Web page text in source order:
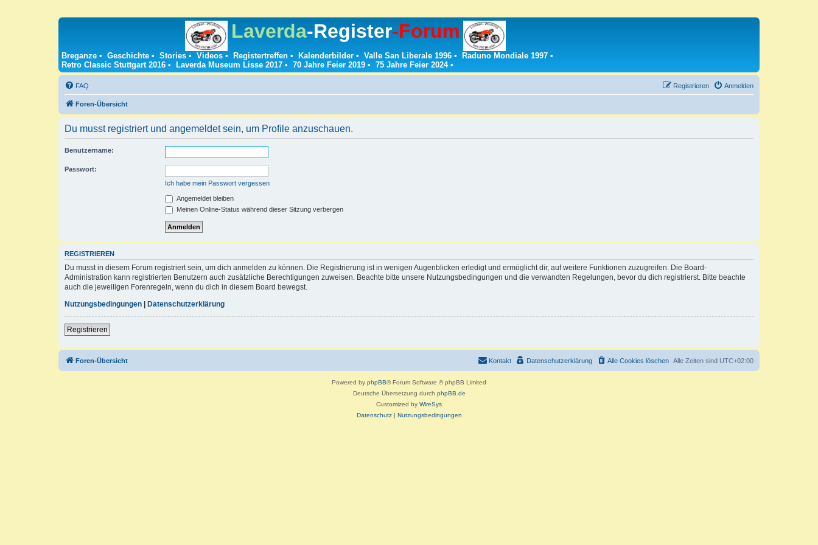
Laverda-Register-Forum
Breganze • Geschichte • Stories • Videos • Registertreffen • Kalenderbilder • Valle San Liberale 1996 • Raduno Mondiale 1997 •
Retro Classic Stuttgart 2016 • Laverda Museum Lisse 2017 • 70 Jahre Feier 2019 • 75 Jahre Feier 2024•
FAQ Anmelden
Registrieren
Foren-Übersicht
Du musst registriert und angemeldet sein, um Profile anzuschauen.
Benutzername:
Passwort:
Ich habe mein Passwort vergessen
Angemeldet bleiben
Meinen Online-Status während dieser Sitzung verbergen
REGISTRIEREN
Du musst in diesem Forum registriert sein, um dich anmelden zu können. Die Registrierung ist in wenigen Augenblicken erledigt und ermöglicht dir, auf weitere Funktionen zuzugreifen. Die Board-
Administration kann registrierten Benutzern auch zusätzliche Berechtigungen zuweisen. Beachte bitte unsere Nutzungsbedingungen und die verwandten Regelungen, bevor du dich registrierst. Bitte beachte
auch die jeweiligen Forenregeln, wenn du dich in diesem Board bewegst.
Nutzungsbedingungen
Datenschutzerklärung
Registrieren
Foren-Übersicht Alle Zeiten sind UTC+02:00
Alle Cookies löschen
Datenschutzerklärung
Kontakt
Powered by phpBB® Forum Software © phpBB Limited
Deutsche Übersetzung durch phpBB.de
Customized by WireSys
Datenschutz| Nutzungsbedingungen